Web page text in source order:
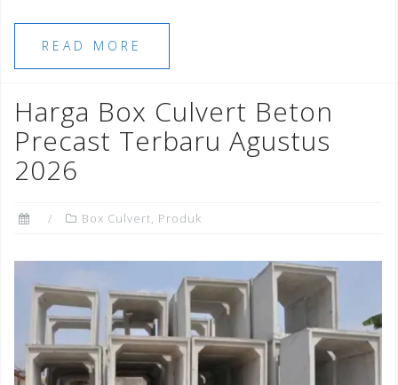
c
e
b
o
o
k
tt
e
r
ai
l
k
dI
n st
READ MORE
Harga Box Culvert Beton
Precast Terbaru Agustus
2026
Box Culvert, Produk